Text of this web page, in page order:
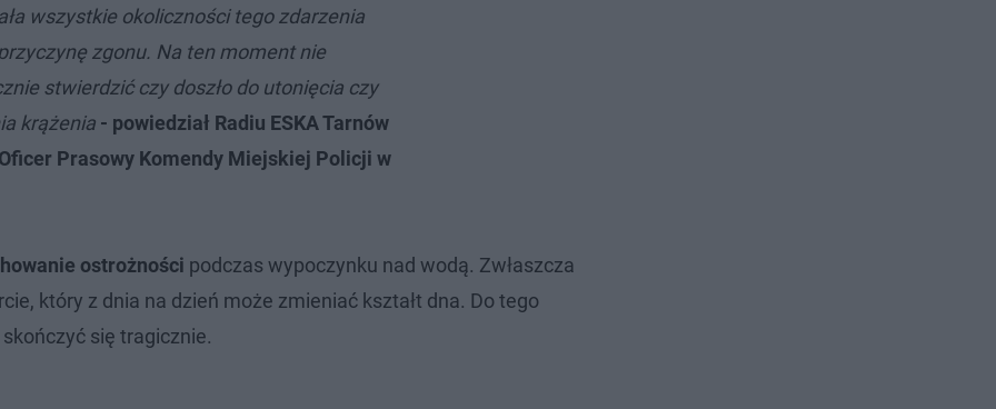
wszystkie okoliczności tego zdarzenia
zgonu. Na ten moment nie
stwierdzić czy doszło do utonięcia czy
krążenia - powiedział Radiu ESKA Tarnów
Prasowy Komendy Miejskiej Policji w
ostrożności podczas wypoczynku nad wodą. Zwłaszcza
który z dnia na dzień może zmieniać kształt dna. Do tego
się tragicznie.